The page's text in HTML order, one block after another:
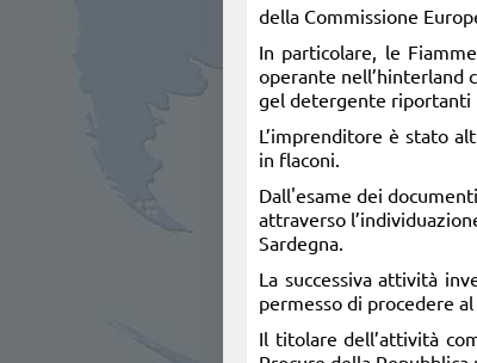
della Commissione
In particolare, le
operante nell’hinterland
gel detergente riportanti
L’imprenditore è stato
in flaconi.
Dall'esame dei
attraverso
Sardegna.
La successiva attività
permesso di procedere
Il titolare dell’attività